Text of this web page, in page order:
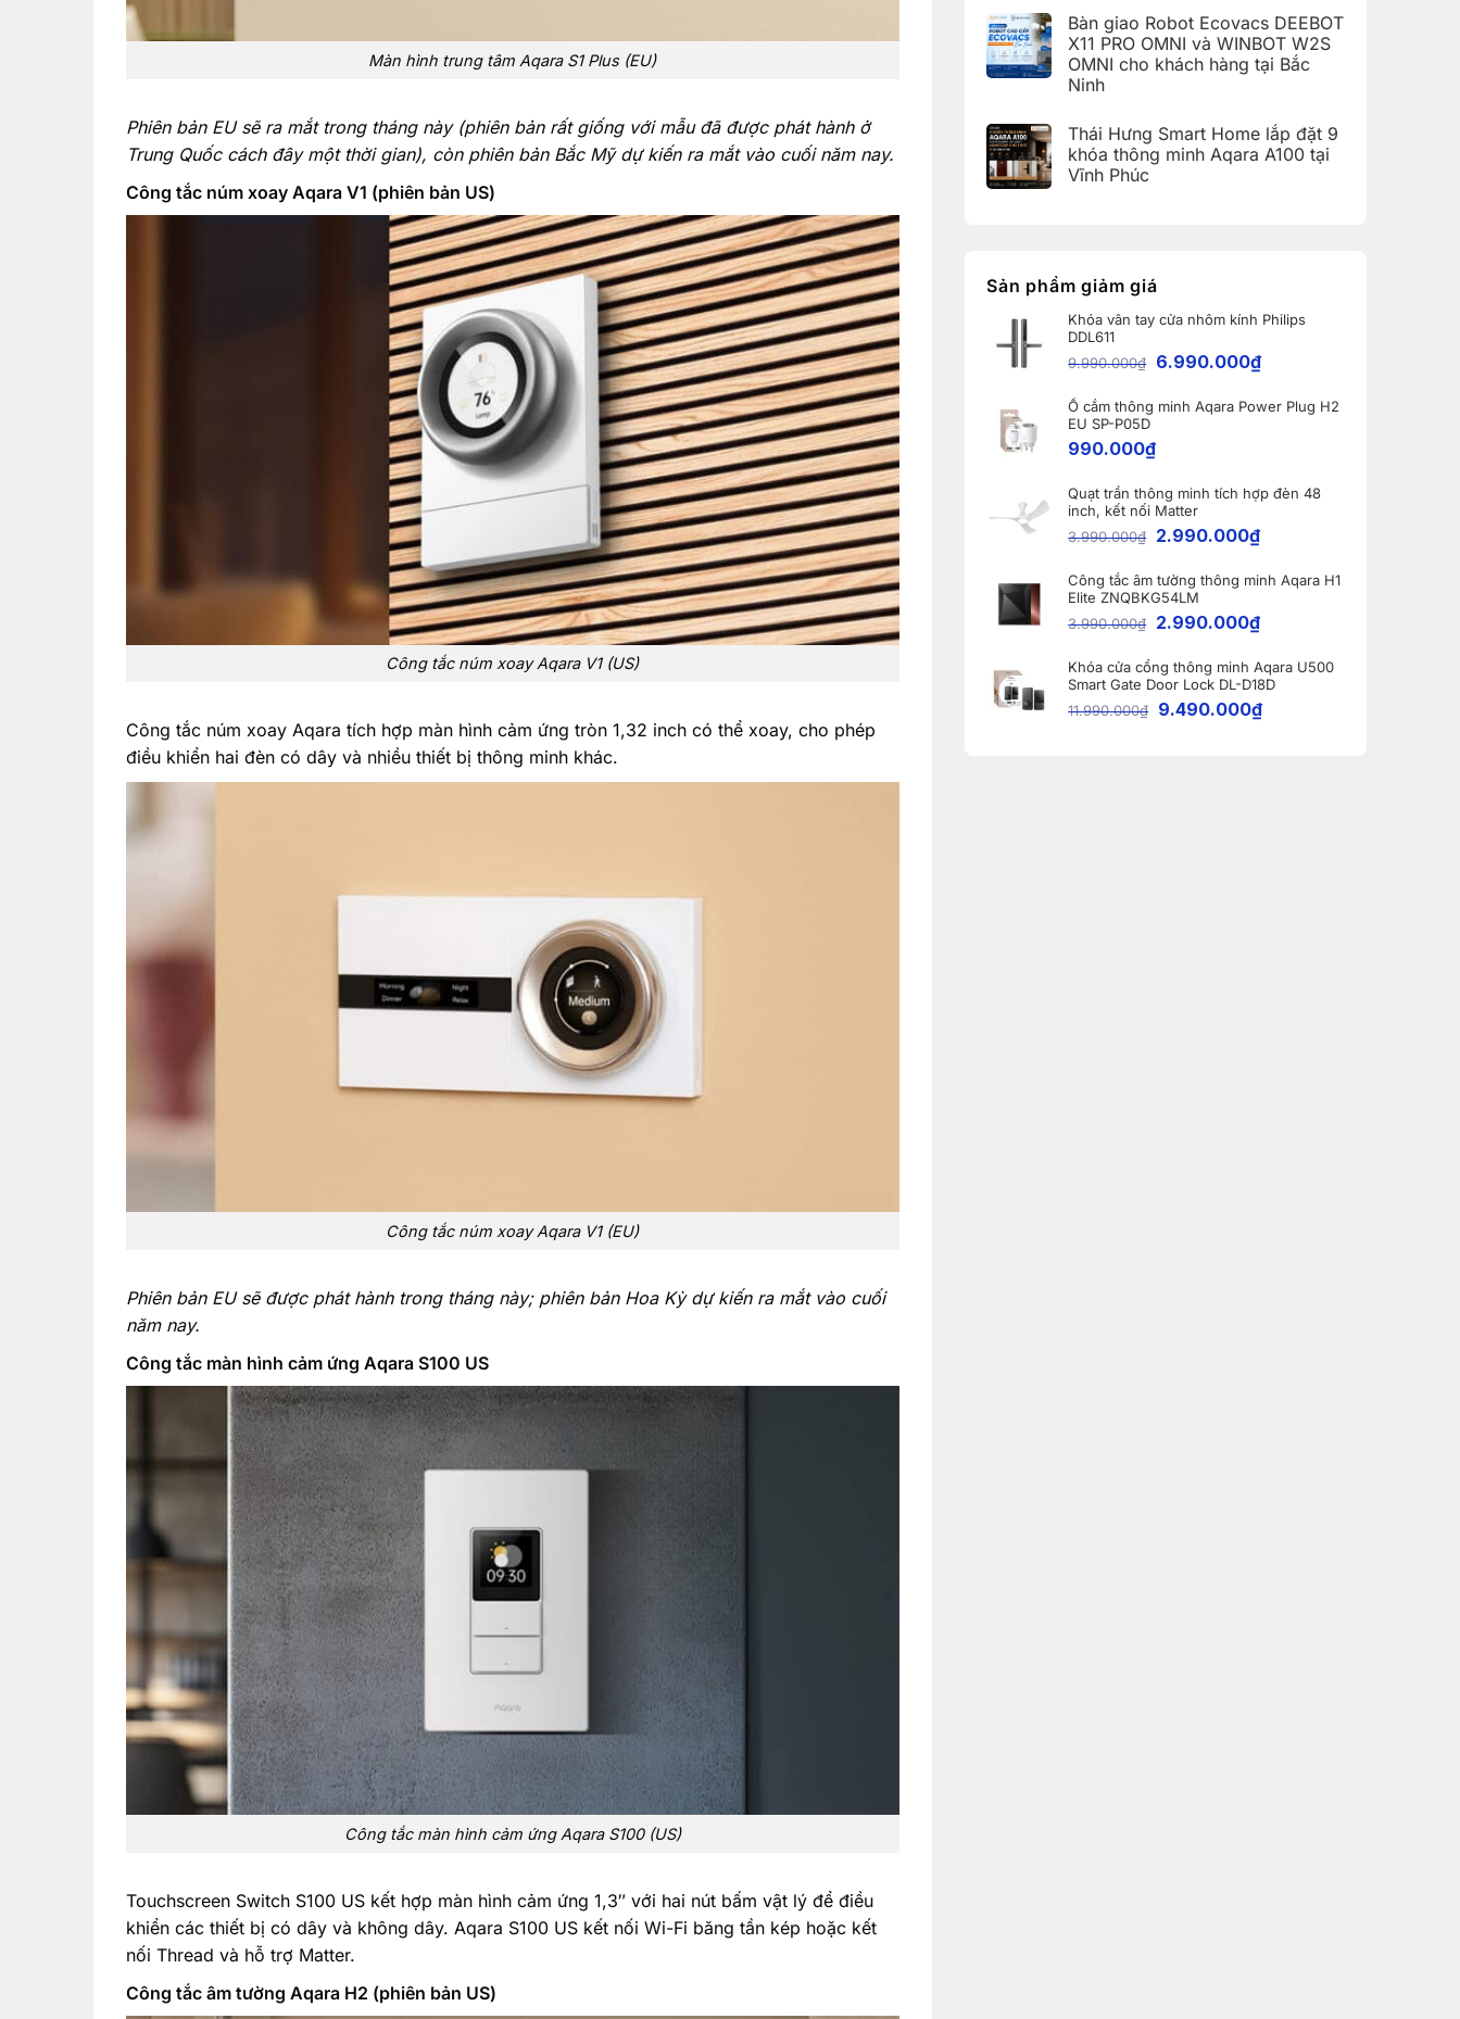
Màn hình trung tâm Aqara S1 Plus (EU)
Phiên bản EU sẽ ra mắt trong tháng này (phiên bản rất giống với mẫu đã được phát hành ở
Trung Quốc cách đây một thời gian), còn phiên bản Bắc Mỹ dự kiến ​​ra mắt vào cuối năm nay.
Công tắc núm xoay Aqara V1 (phiên bản US)
Công tắc núm xoay Aqara V1 (US)
Công tắc núm xoay Aqara tích hợp màn hình cảm ứng tròn 1,32 inch có thể xoay, cho phép
điều khiển hai đèn có dây và nhiều thiết bị thông minh khác.
Công tắc núm xoay Aqara V1 (EU)
Phiên bản EU sẽ được phát hành trong tháng này; phiên bản Hoa Kỳ dự kiến ​​ra mắt vào cuối
năm nay.
Công tắc màn hình cảm ứng Aqara S100 US
Công tắc màn hình cảm ứng Aqara S100 (US)
Touchscreen Switch S100 US kết hợp màn hình cảm ứng 1,3″ với hai nút bấm vật lý để điều
khiển các thiết bị có dây và không dây. Aqara S100 US kết nối Wi-Fi băng tần kép hoặc kết
nối Thread và hỗ trợ Matter.
Công tắc âm tường Aqara H2 (phiên bản US)
Hưng
Yên
HomeKit
cho
khách
hàng
tại
Hải
mã
lỗi
trên
ứng
dụng
Aqara
Home
Error
Code)
bình
luận
ở
iOS
27
và
Home:
Tổng
hợp
5
nâng
thông
Bàn giao Robot Ecovacs DEEBOT
X11 PRO OMNI và WINBOT W2S
OMNI cho khách hàng tại Bắc
Ninh
bình
luận
ở
Bàn
OMNI
và
W2S
OMNI
cho
khách
Bắc
Ninh
Thái Hưng Smart Home lắp đặt 9
khóa thông minh Aqara A100 tại
Vĩnh Phúc
Hưng
Smart
lắp
đặt
khóa
minh
Aqara
A100
Vĩnh
Sản phẩm giảm giá
Khóa vân tay cửa nhôm kính Philips
DDL611
9.990.000₫ 6.990.000₫
Ổ cắm thông minh Aqara Power Plug H2
EU SP-P05D
990.000₫
Quạt trần thông minh tích hợp đèn 48
inch, kết nối Matter
3.990.000₫ 2.990.000₫
Công tắc âm tường thông minh Aqara H1
Elite ZNQBKG54LM
3.990.000₫ 2.990.000₫
Khóa cửa cổng thông minh Aqara U500
Smart Gate Door Lock DL-D18D
11.990.000₫ 9.490.000₫